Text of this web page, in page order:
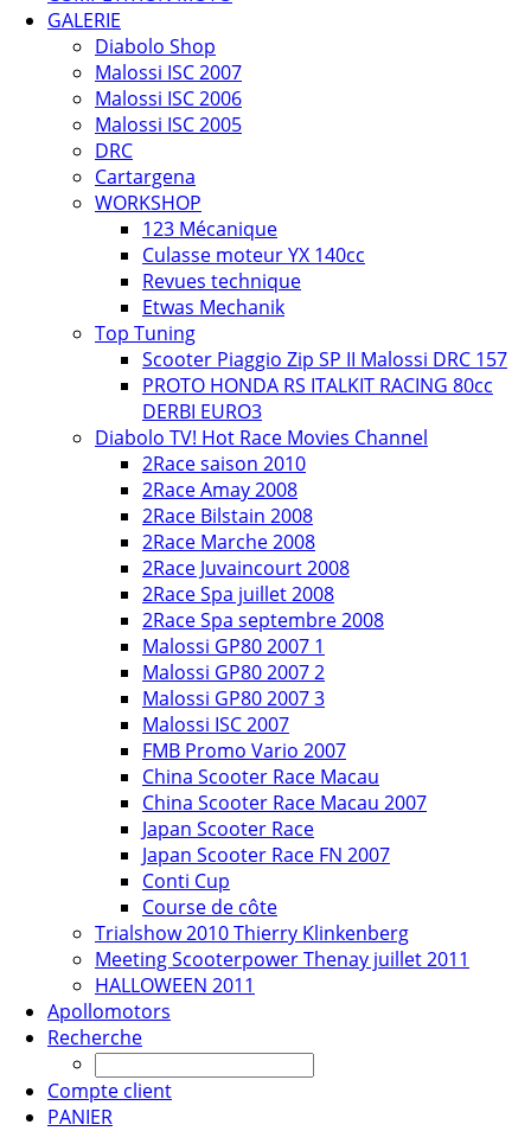
GALERIE
Diabolo Shop
Malossi ISC 2007
Malossi ISC 2006
Malossi ISC 2005
DRC
Cartargena
WORKSHOP
123 Mécanique
Culasse moteur YX 140cc
Revues technique
Etwas Mechanik
Top Tuning
Scooter Piaggio Zip SP II Malossi DRC 157
PROTO HONDA RS ITALKIT RACING 80cc
DERBI EURO3
Diabolo TV! Hot Race Movies Channel
2Race saison 2010
2Race Amay 2008
2Race Bilstain 2008
2Race Marche 2008
2Race Juvaincourt 2008
2Race Spa juillet 2008
2Race Spa septembre 2008
Malossi GP80 2007 1
Malossi GP80 2007 2
Malossi GP80 2007 3
Malossi ISC 2007
FMB Promo Vario 2007
China Scooter Race Macau
China Scooter Race Macau 2007
Japan Scooter Race
Japan Scooter Race FN 2007
Conti Cup
Course de côte
Trialshow 2010 Thierry Klinkenberg
Meeting Scooterpower Thenay juillet 2011
HALLOWEEN 2011
Apollomotors
Recherche
Compte client
PANIER